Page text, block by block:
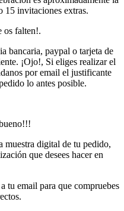
15 invitaciones extras.
os falten!.
bancaria, paypal o tarjeta de
¡Ojo!, Si eliges realizar el
por email el justificante
lo antes posible.
muestra digital de tu pedido,
que desees hacer en
tu email para que compruebes